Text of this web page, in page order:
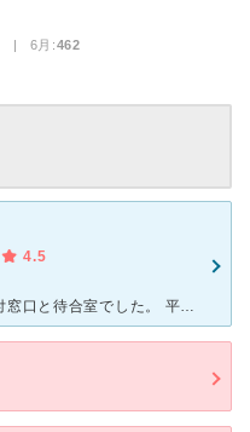
| 6月:462
4.5
病院に入ると比較的広くキレイな受付窓口と待合室でした。 平日の夕方頃に受診したのですが、それほど混んでなく、そんなに待つことなく診察を受けました。 医師は、真面目そうな男性医師。 胸のシコリで外